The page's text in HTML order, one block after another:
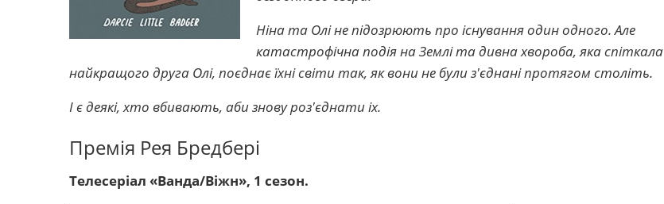
Ніна та Олі не підозрюють про існування один одного. Але
катастрофічна подія на Землі та дивна хвороба, яка спіткала
найкращого друга Олі, поєднає їхні світи так, як вони не були з'єднані протягом століть.
І є деякі, хто вбивають, аби знову роз'єднати іх.
Премія Рея Бредбері
Телесеріал «Ванда/Віжн», 1 сезон.